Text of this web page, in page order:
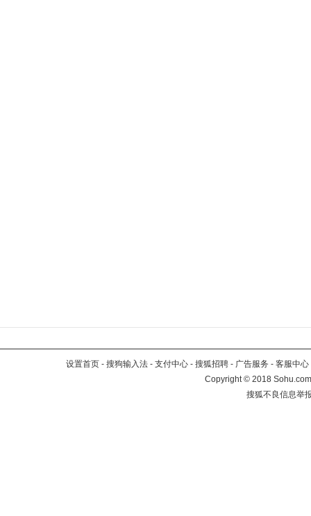
设置首页 - 搜狗输入法 - 支付中心 - 搜狐招聘 - 广告服务 - 客服中心
Copyright©2018
搜狐不良信息举